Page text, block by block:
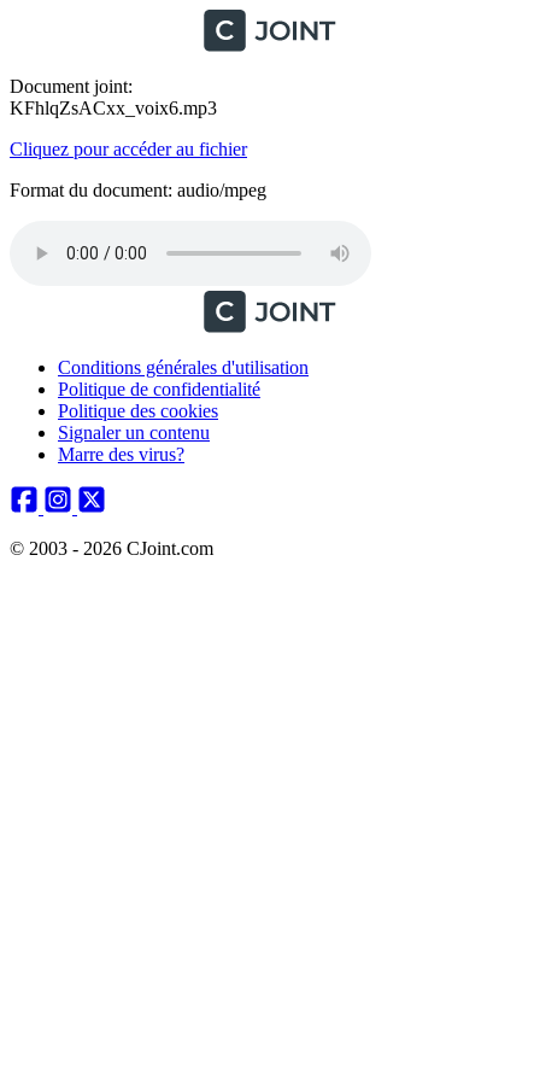
Document joint:
KFhlqZsACxx_voix6.mp3
Cliquez pour accéder au fichier
Format du document: audio/mpeg
Conditions générales d'utilisation
Politique de confidentialité
Politique des cookies
Signaler un contenu
Marre des virus?
© 2003 - 2026 CJoint.com